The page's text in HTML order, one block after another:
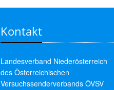
Kontakt
Landesverband Niederösterreich
des Österreichischen
Versuchssenderverbands ÖVSV